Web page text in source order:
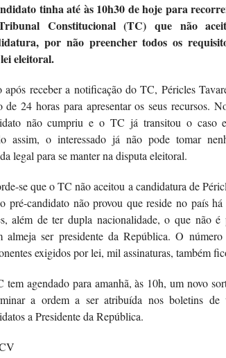
tinha até às 10h30 de hoje para
Constitucional (TC) que não
por não preencher todos os
eleitoral.
após receber a notificação do TC, Péricles
de 24 horas para apresentar os seus recursos.
não cumpriu e o TC já transitou o caso
assim, o interessado já não pode tomar
legal para se manter na disputa eleitoral.
se que o TC não aceitou a candidatura de
pré-candidato não provou que reside no país
além de ter dupla nacionalidade, o que não é
almeja ser presidente da República. O
exigidos por lei, mil assinaturas, também
tem agendado para amanhã, às 10h, um novo
a ordem a ser atribuída nos boletins de
a Presidente da República.